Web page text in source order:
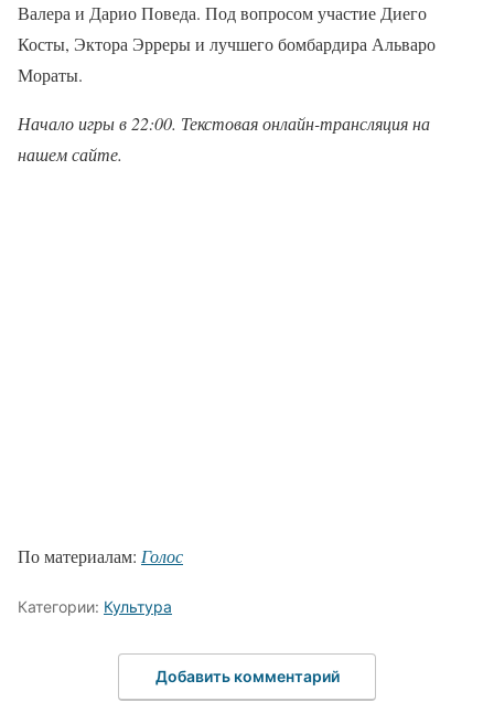
Валера и Дарио Поведа. Под вопросом участие Диего
Косты, Эктора Эрреры и лучшего бомбардира Альваро
Мораты.
Начало игры в 22:00. Текстовая онлайн-трансляция на
нашем сайте.
По материалам: Голос
Категории: Культура
Добавить комментарий